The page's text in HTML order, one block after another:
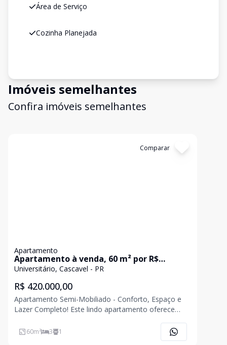
Área de Serviço
Cozinha Planejada
Imóveis semelhantes
Confira imóveis semelhantes
Comparar
Apartamento
Apartamento à venda, 60 m² por R$
420.000,00 - Universitário - Cascavel/PR
Universitário, Cascavel - PR
R$ 420.000,00
Apartamento Semi-Mobiliado - Conforto, Espaço e
Lazer Completo! Este lindo apartamento oferece
Descrição do imóvel: 3 quartos Sala de TV Sala de
jantar Cozinha planejada Banheiro social com balcão
60m² 3 1